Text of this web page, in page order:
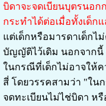
บิดาจะจดเบียนบุตรนอ
กระทำได้ต่อเมื่อทั้งเด็ก
แต่เด็กหรือมารดาเด็กไ
บัญญัติไว้เดิม นอกจากนี้
ในกรณีที่เด็กไม่อาจให้
สี่ โดยวรรคสามว่า "ใน
จดทะเบียนไม่ไช่บิดา ห